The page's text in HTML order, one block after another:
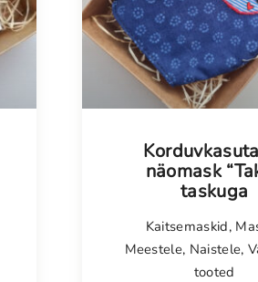
näomask
taskuga
Kaitsemaskid,
Meestele, Naistele,
tooted